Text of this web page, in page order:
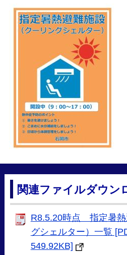
関連ファイルダウン
R8.5.20時点 指定暑熱
グシェルター）一覧
549.92KB]